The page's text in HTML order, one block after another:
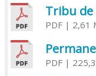
PDF| 2,61
PDF|